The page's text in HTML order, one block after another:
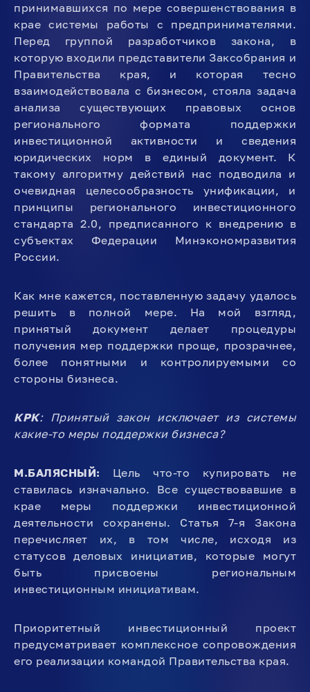
принимавшихся по мере совершенствования в
крае системы работы с предпринимателями.
Перед группой разработчиков закона, в
которую входили представители Заксобрания и
Правительства края, и которая тесно
взаимодействовала с бизнесом, стояла задача
анализа существующих правовых основ
регионального формата поддержки
инвестиционной активности и сведения
юридических норм в единый документ. К
такому алгоритму действий нас подводила и
очевидная целесообразность унификации, и
принципы регионального инвестиционного
стандарта 2.0, предписанного к внедрению в
субъектах Федерации Минэкономразвития
России.
Как мне кажется, поставленную задачу удалось
решить в полной мере. На мой взгляд,
принятый документ делает процедуры
получения мер поддержки проще, прозрачнее,
более понятными и контролируемыми со
стороны бизнеса.
КРК: Принятый закон исключает из системы
какие-то меры поддержки бизнеса?
М.БАЛЯСНЫЙ: Цель что-то купировать не
ставилась изначально. Все существовавшие в
крае меры поддержки инвестиционной
деятельности сохранены. Статья 7-я Закона
перечисляет их, в том числе, исходя из
статусов деловых инициатив, которые могут
быть присвоены региональным
инвестиционным инициативам.
Приоритетный инвестиционный проект
предусматривает комплексное сопровождения
его реализации командой Правительства края.